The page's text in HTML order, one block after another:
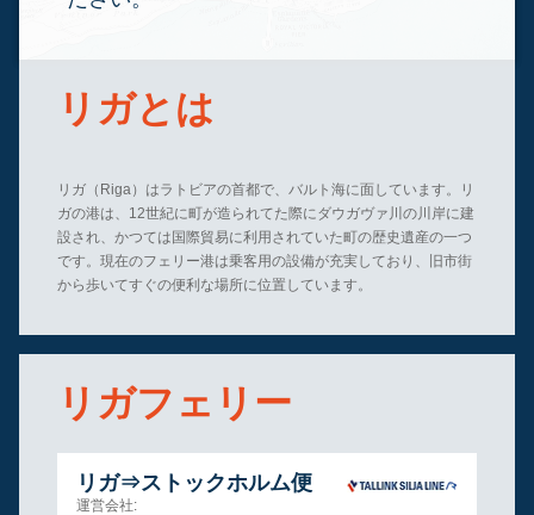
リガとは
リガ（Riga）はラトビアの首都で、バルト海に面しています。リ
ガの港は、12世紀に町が造られてた際にダウガヴァ川の川岸に建
設され、かつては国際貿易に利用されていた町の歴史遺産の一つ
です。現在のフェリー港は乗客用の設備が充実しており、旧市街
から歩いてすぐの便利な場所に位置しています。
リガフェリー
リガ⇒ストックホルム便
運営会社: